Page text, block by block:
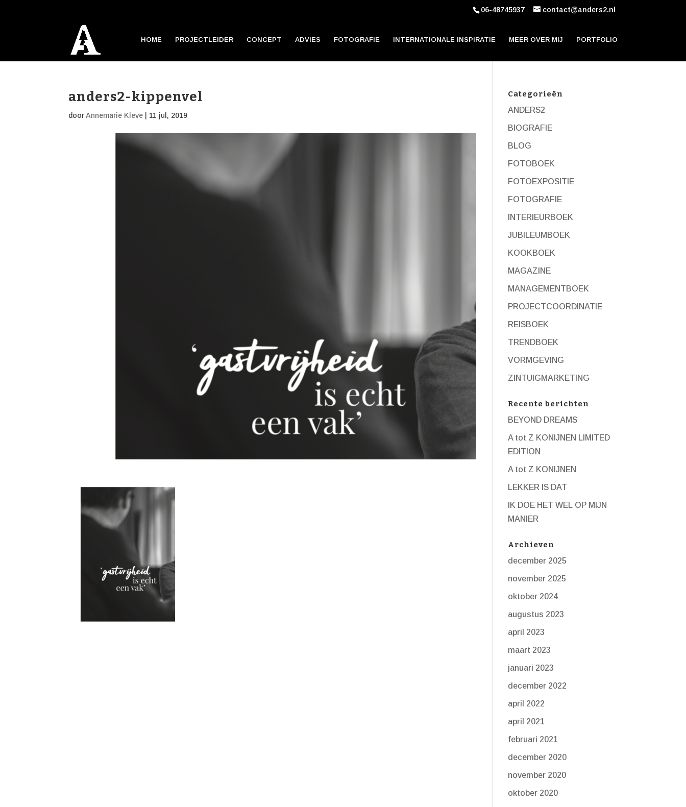
06-48745937 contact@anders2.nl
HOME PROJECTLEIDER CONCEPT ADVIES FOTOGRAFIE INTERNATIONALE INSPIRATIE MEER OVER MIJ PORTFOLIO
anders2-kippenvel
doorAnnemarie Kleve 11 jul, 2019
Categorieën
ANDERS2
BIOGRAFIE
BLOG
FOTOBOEK
FOTOEXPOSITIE
FOTOGRAFIE
INTERIEURBOEK
JUBILEUMBOEK
KOOKBOEK
MAGAZINE
MANAGEMENTBOEK
PROJECTCOORDINATIE
REISBOEK
TRENDBOEK
VORMGEVING
ZINTUIGMARKETING
Recente berichten
BEYOND DREAMS
A tot Z KONIJNEN LIMITED
EDITION
A tot Z KONIJNEN
LEKKER IS DAT
IK DOE HET WEL OP MIJN
MANIER
Archieven
december 2025
november 2025
oktober 2024
augustus 2023
april 2023
maart 2023
januari 2023
december 2022
april 2022
april 2021
februari 2021
december 2020
november 2020
oktober 2020